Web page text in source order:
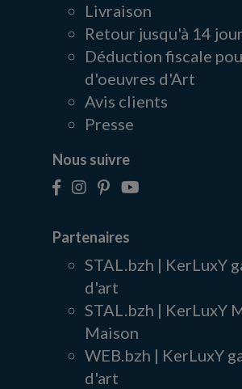
Livraison
Retour jusqu'à 14
Déduction fiscale
d'oeuvres d'Art
Avis clients
Presse
Nous suivre
Partenaires
STAL.bzh | KerLuxY
d'art
STAL.bzh | KerLuxY
Maison
WEB.bzh | KerLuxY
d'art